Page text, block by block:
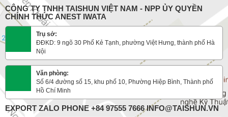
CÔNG TY TNHH TAISHUN VIỆT NAM - NPP ỦY QUYỀN
CHÍNH THỨC ANEST IWATA
Trụ sở:
ĐĐKD: 9 ngõ 30 Phố Kẻ Tạnh, phường Việt Hưng, thành phố Hà
Nội
Văn phòng:
Số 6/4 đường số 15, khu phố 10, Phường Hiệp Bình, Thành phố
Hồ Chí Minh
EXPORT ZALO PHONE +84 97555 7666 INFO@TAISHUN.VN